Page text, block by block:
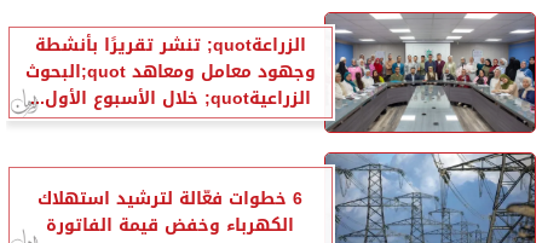
الزراعةquot; تنشر تقريرًا بأنشطة
وجهود معامل ومعاهد quot;البحوث
الزراعيةquot; خلال الأسبوع الأول...
6 خطوات فعّالة لترشيد استهلاك
الكهرباء وخفض قيمة الفاتورة